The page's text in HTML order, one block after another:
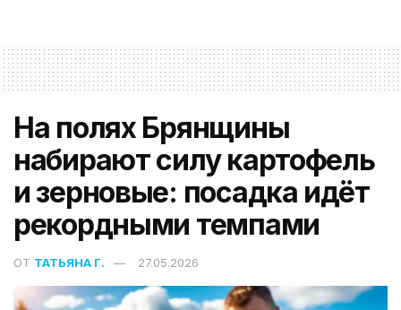
На полях Брянщины
набирают силу картофель
и зерновые: посадка идёт
рекордными темпами
ОТ ТАТЬЯНА Г. 27.05.2026